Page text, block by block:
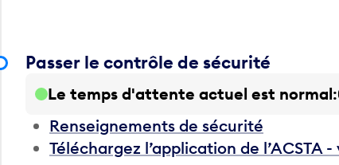
Passer le contrôle de sécurité
Le temps d'attente actuel est normal
Renseignements de sécurité
Téléchargez l’application de l’ACSTA